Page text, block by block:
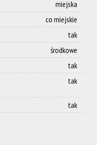
miejska
co miejskie
tak
środkowe
tak
tak
tak